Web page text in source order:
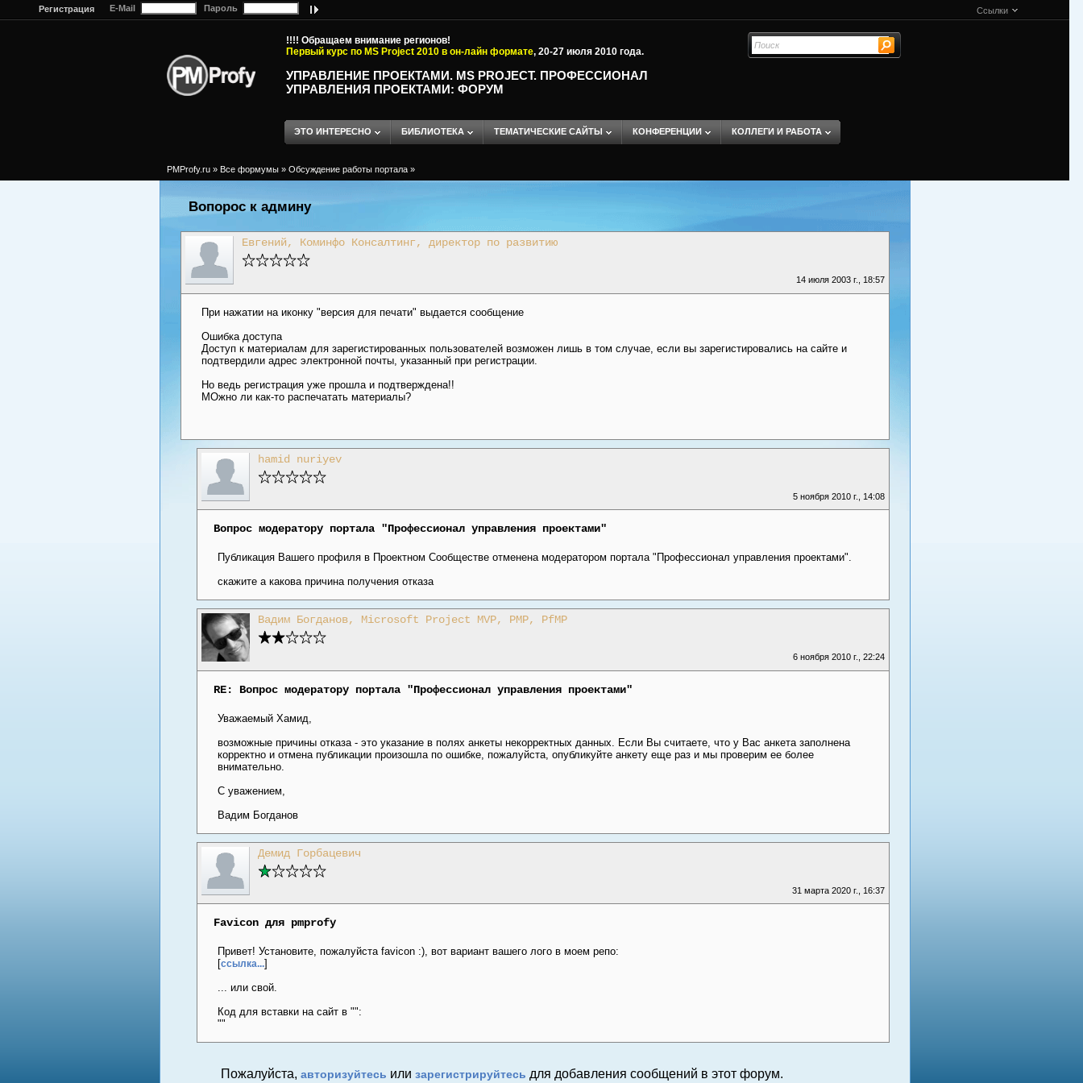
Регистрация E-Mail Пароль Ссылки
!!!! Обращаем внимание регионов!
Первый курс по MS Project 2010 в он-лайн формате, 20-27 июля 2010 года.
УПРАВЛЕНИЕ ПРОЕКТАМИ. MS PROJECT. ПРОФЕССИОНАЛ
УПРАВЛЕНИЯ ПРОЕКТАМИ: ФОРУМ
ЭТО ИНТЕРЕСНО БИБЛИОТЕКА ТЕМАТИЧЕСКИЕ САЙТЫ КОНФЕРЕНЦИИ КОЛЛЕГИ И РАБОТА
PMProfy.ru » Все формумы » Обсуждение работы портала »
Вопорос к админу
Евгений, Коминфо Консалтинг, директор по развитию
14 июля 2003 г., 18:57
При нажатии на иконку "версия для печати" выдается сообщение
Ошибка доступа
Доступ к материалам для зарегистированных пользователей возможен лишь в том случае, если вы зарегистировались на сайте и
подтвердили адрес электронной почты, указанный при регистрации.
Но ведь регистрация уже прошла и подтверждена!!
МОжно ли как-то распечатать материалы?
hamid nuriyev
5 ноября 2010 г., 14:08
Вопрос модератору портала "Профессионал управления проектами"
Публикация Вашего профиля в Проектном Сообществе отменена модератором портала "Профессионал управления проектами".
скажите а какова причина получения отказа
Вадим Богданов, Microsoft Project MVP, PMP, PfMP
6 ноября 2010 г., 22:24
RE: Вопрос модератору портала "Профессионал управления проектами"
Уважаемый Хамид,
возможные причины отказа - это указание в полях анкеты некорректных данных. Если Вы считаете, что у Вас анкета заполнена
корректно и отмена публикации произошла по ошибке, пожалуйста, опубликуйте анкету еще раз и мы проверим ее более
внимательно.
С уважением,
Вадим Богданов
Демид Горбацевич
31 марта 2020 г., 16:37
Favicon для pmprofy
Привет! Установите, пожалуйста favicon :), вот вариант вашего лого в моем репо:
[ссылка...]
... или свой.
Код для вставки на сайт в "":
""
Пожалуйста, авторизуйтесь или зарегистрируйтесь для добавления сообщений в этот форум.